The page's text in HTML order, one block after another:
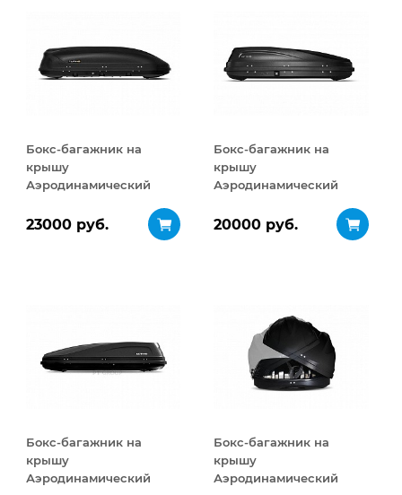
Бокс-багажник на
крышу
Аэродинамический
ДВУСТОРОННЕЕ
23000 руб.
Бокс-багажник на
крышу
Аэродинамический
ДВУСТОРОННЕЕ
20000 руб.
Бокс-багажник на
крышу
Аэродинамический
Бокс-багажник на
крышу
Аэродинамический